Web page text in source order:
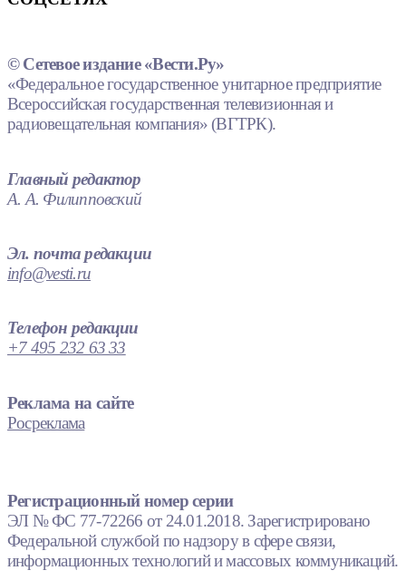
© Сетевое издание «Вести.Ру»
«Федеральное государственное унитарное предприятие
Всероссийская государственная телевизионная и
радиовещательная компания» (ВГТРК).
Главный редактор
А. А. Филипповский
Эл. почта редакции
info@vesti.ru
Телефон редакции
+7 495 232 63 33
Реклама на сайте
Росреклама
Регистрационный номер серии
ЭЛ № ФС 77-72266 от 24.01.2018. Зарегистрировано
Федеральной службой по надзору в сфере связи,
информационных технологий и массовых коммуникаций.